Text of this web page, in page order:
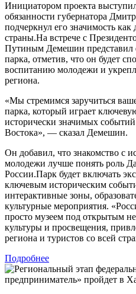
Инициатором проекта
обязанности губернатора
подчеркнул его значимость как
страны.На встрече с
Путиным Демешин представил
парка, отметив, что он будет
воспитанию молодежи и
региона.
«Мы стремимся заручиться
парка, который играет
исторически значимых
Востока», — сказал Демешин.
Он добавил, что знакомство с
молодежи лучше понять роль
России.Парк будет включать
ключевым историческим
интерактивные зоны,
культурные мероприятия.
просто музеем под открытым
культуры и просвещения,
региона и туристов со всей
Подробнее